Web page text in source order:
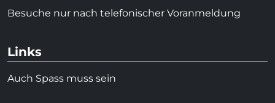
Besuche nur nach telefonischer Voranmeldung
Links
Auch Spass muss sein